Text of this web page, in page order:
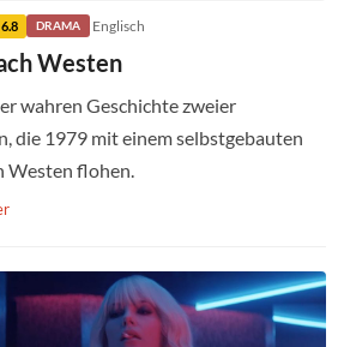
DRAMA Englisch
Westen
wahren Geschichte zweier
die 1979 mit einem selbstgebauten
Westen flohen.